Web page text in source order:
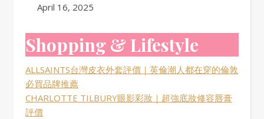
Date
April 16, 2025
Shopping & Lifestyle
ALLSAINTS台灣皮衣外套評價｜英倫潮人都在穿的倫敦
必買品牌推薦
CHARLOTTE TILBURY眼影彩妝｜超強底妝修容唇膏
評價